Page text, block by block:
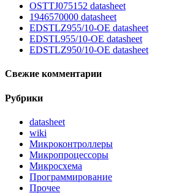
OSTTJ075152 datasheet
1946570000 datasheet
EDSTLZ955/10-OE datasheet
EDSTL955/10-OE datasheet
EDSTLZ950/10-OE datasheet
Свежие комментарии
Рубрики
datasheet
wiki
Микроконтроллеры
Микропроцессоры
Микросхема
Программирование
Прочее